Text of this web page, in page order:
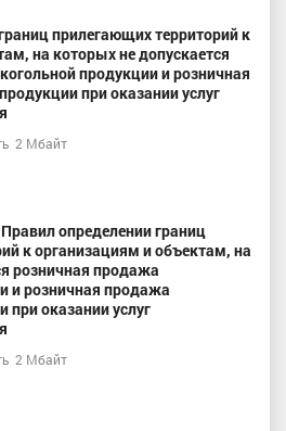
прилегающих территорий к
на которых не допускается
продукции и розничная
при оказании услуг
2 Мбайт
определении границ
к организациям и объектам, на
розничная продажа
и розничная продажа
при оказании услуг
2 Мбайт